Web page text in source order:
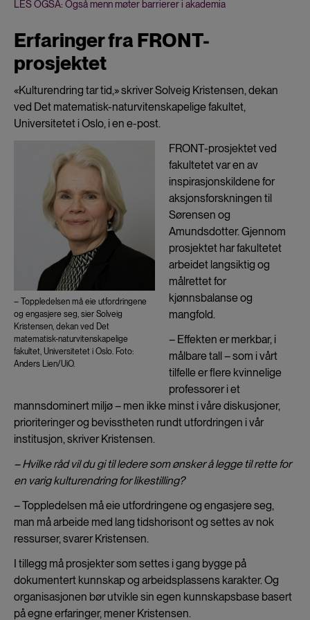
LES OGSÅ: Også menn møter barrierer i akademia
Erfaringer fra FRONT-
prosjektet
«Kulturendring tar tid,» skriver Solveig Kristensen, dekan
ved Det matematisk-naturvitenskapelige fakultet,
Universitetet i Oslo, i en e-post.
– Toppledelsen må eie utfordringene
og engasjere seg, sier Solveig
Kristensen, dekan ved Det
matematisk-naturvitenskapelige
fakultet, Universitetet i Oslo. Foto:
Anders Lien/UiO.
FRONT-prosjektet ved
fakultetet var en av
inspirasjonskildene for
aksjonsforskningen til
Sørensen og
Amundsdotter. Gjennom
prosjektet har fakultetet
arbeidet langsiktig og
målrettet for
kjønnsbalanse og
mangfold.
– Effekten er merkbar, i
målbare tall – som i vårt
tilfelle er flere kvinnelige
professorer i et
mannsdominert miljø – men ikke minst i våre diskusjoner,
prioriteringer og bevisstheten rundt utfordringen i vår
institusjon, skriver Kristensen.
– Hvilke råd vil du gi til ledere som ønsker å legge til rette for
en varig kulturendring for likestilling?
– Toppledelsen må eie utfordringene og engasjere seg,
man må arbeide med lang tidshorisont og settes av nok
ressurser, svarer Kristensen.
I tillegg må prosjekter som settes i gang bygge på
dokumentert kunnskap og arbeidsplassens karakter. Og
organisasjonen bør utvikle sin egen kunnskapsbase basert
på egne erfaringer, mener Kristensen.